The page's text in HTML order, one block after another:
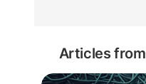
Articles from